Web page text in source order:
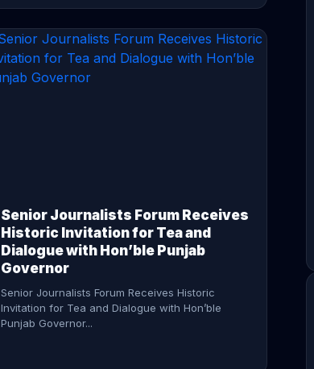
Senior Journalists Forum Receives
Historic Invitation for Tea and
Dialogue with Hon’ble Punjab
Governor
Senior Journalists Forum Receives Historic
Invitation for Tea and Dialogue with Hon’ble
Punjab Governor...